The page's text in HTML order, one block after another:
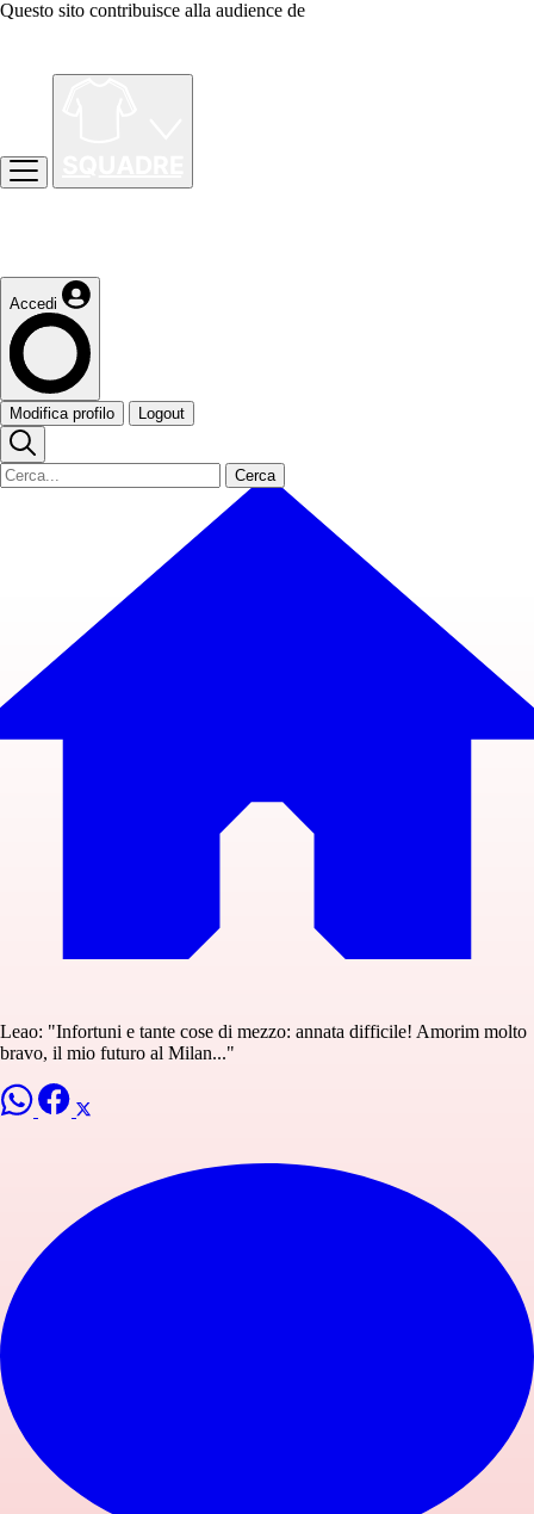
Questo sito contribuisce alla audience de
Accedi
Modifica profilo Logout
Cerca
Leao: "Infortuni e tante cose di mezzo: annata difficile! Amorim molto
bravo, il mio futuro al Milan..."